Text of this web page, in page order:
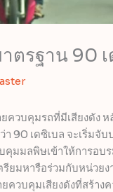
ตรฐาน 90
ควบคุมรถที่มีเสียงดัง
90 เดซิเบล จะเริ่มจั
คุมมลพิษเข้าให้การอ
ยมหารือร่วมกับหน่วย
ควบคุมเสียงดังที่สร้าง